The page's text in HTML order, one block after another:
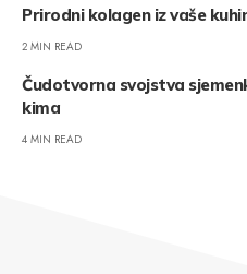
Prirodni kolagen iz vaše
2 MIN READ
Čudotvorna svojstva
kima
4 MIN READ